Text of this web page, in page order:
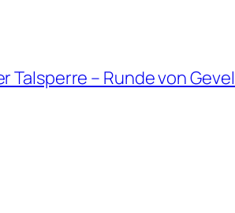
Talsperre – Runde von